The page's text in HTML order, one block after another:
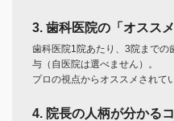
3. 歯科医院の「オスス
歯科医院1院あたり、3院までの
与（自医院は選べません）。
プロの視点からオススメされて
4. 院長の人柄が分かる